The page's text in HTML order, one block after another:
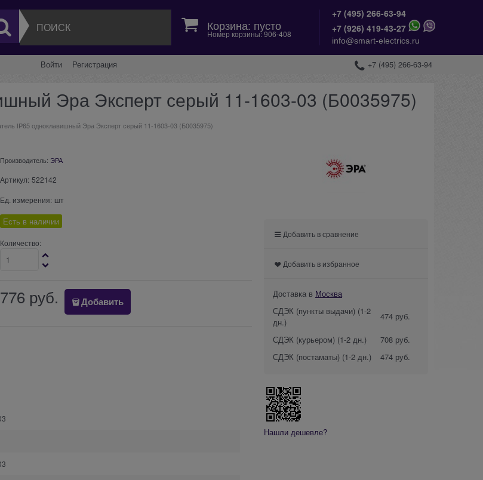
Корзина: пусто
Номер корзины: 906-408
+7 (495) 266-63-94
+7 (926) 419-43-27
info@smart-electrics.ru
Войти Регистрация +7 (495) 266-63-94
Эра Эксперт серый 11-1603-03 (Б0035975)
IP65 одноклавишный Эра Эксперт серый 11-1603-03 (Б0035975)
Производитель: ЭРА
Артикул: 522142
Ед. измерения: шт
Есть в наличии
Количество:
776 руб. Добавить
Добавить в сравнение
Добавить в избранное
Доставка в Москва
СДЭК (пункты выдачи) (1-2
дн.)
474 руб.
СДЭК (курьером) (1-2 дн.)
708 руб.
СДЭК (постаматы) (1-2 дн.) 474 руб.
Нашли дешевле?